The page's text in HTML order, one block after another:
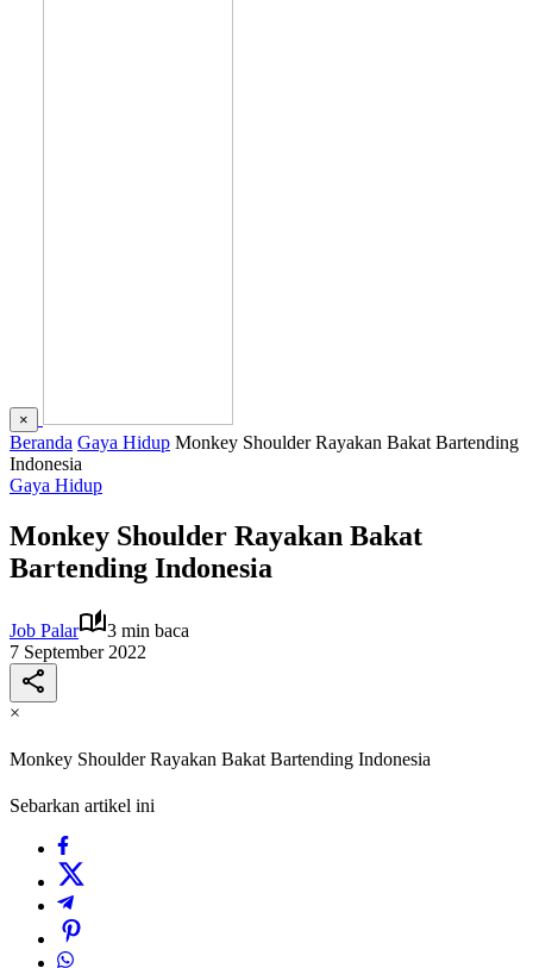
×
Beranda Gaya Hidup Monkey Shoulder Rayakan Bakat Bartending
Indonesia
Gaya Hidup
Monkey Shoulder Rayakan Bakat
Bartending Indonesia
Job Palar
3 min baca
7 September 2022
×
Monkey Shoulder Rayakan Bakat Bartending Indonesia
Sebarkan artikel ini